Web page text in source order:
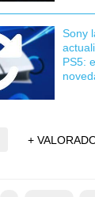
Sony
PS5:
+